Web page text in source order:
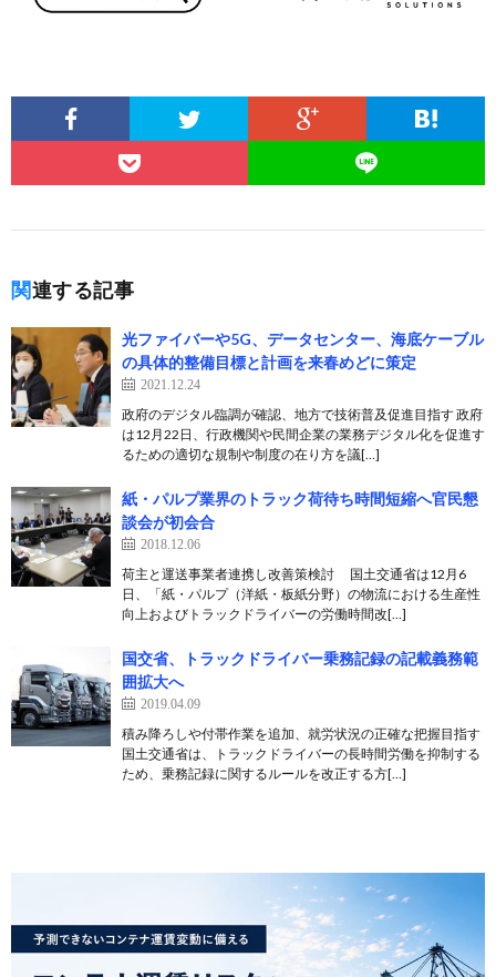
関連する記事
光ファイバーや5G、データセンター、海底ケーブル
の具体的整備目標と計画を来春めどに策定
2021.12.24
政府のデジタル臨調が確認、地方で技術普及促進目指す 政府
は12月22日、行政機関や民間企業の業務デジタル化を促進す
るための適切な規制や制度の在り方を議[…]
紙・パルプ業界のトラック荷待ち時間短縮へ官民懇
談会が初会合
2018.12.06
荷主と運送事業者連携し改善策検討 国土交通省は12月6
日、「紙・パルプ（洋紙・板紙分野）の物流における生産性
向上およびトラックドライバーの労働時間改[…]
国交省、トラックドライバー乗務記録の記載義務範
囲拡大へ
2019.04.09
積み降ろしや付帯作業を追加、就労状況の正確な把握目指す
国土交通省は、トラックドライバーの長時間労働を抑制する
ため、乗務記録に関するルールを改正する方[…]